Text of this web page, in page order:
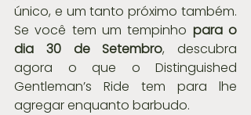
único, e um tanto próximo também.
Se você tem um tempinho para o
dia 30 de Setembro, descubra
agora o que o Distinguished
Gentleman’s Ride tem para lhe
agregar enquanto barbudo.